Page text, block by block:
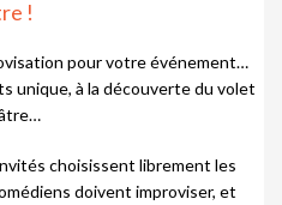
!
pour votre événement…
unique, à la découverte du volet
choisissent librement les
doivent improviser, et